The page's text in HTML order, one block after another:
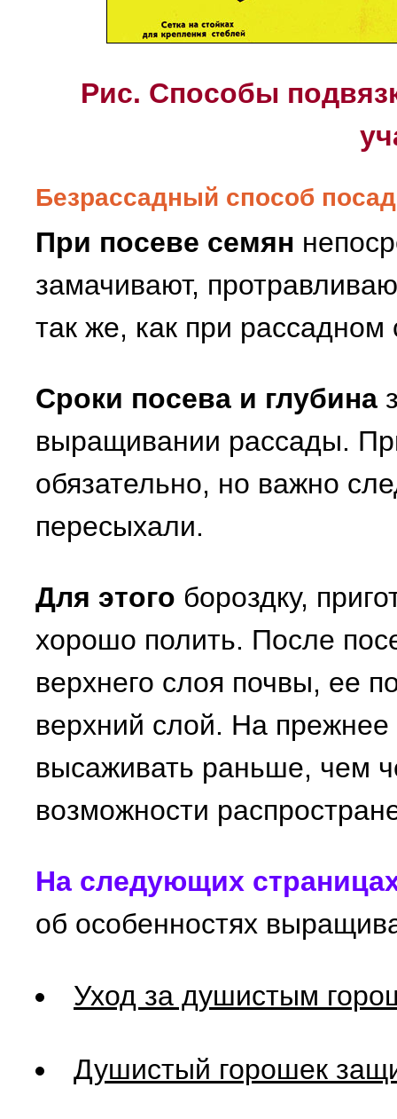
Рис. Способы
Безрассадный способ
При посеве семян
замачивают,
так же, как при
Сроки посева и глубина
выращивании рассады.
обязательно, но важно
пересыхали.
Для этого бороздку,
хорошо полить. После
верхнего слоя почвы, ее
верхний слой. На
высаживать раньше, чем
возможности
На следующих
об особенностях
Уход за душистым
Душистый горошек